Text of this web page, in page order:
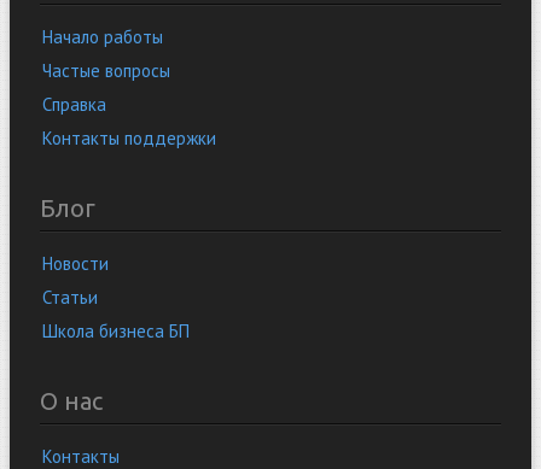
Начало работы
Частые вопросы
Справка
Контакты поддержки
Блог
Новости
Статьи
Школа бизнеса БП
О нас
Контакты